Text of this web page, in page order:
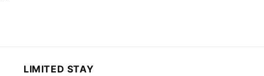
LIMITED STAY